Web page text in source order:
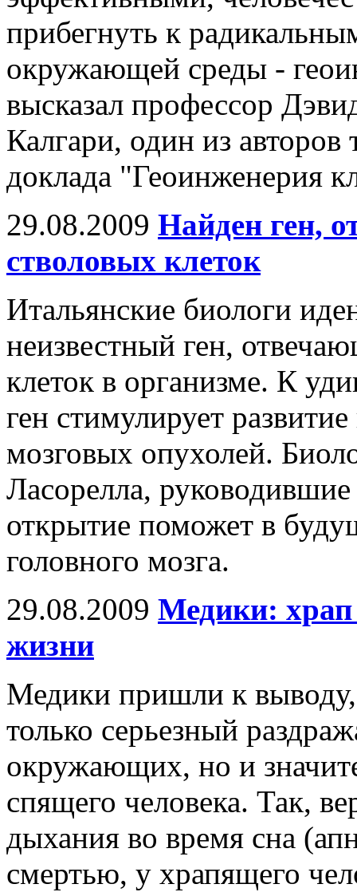
прибегнуть к
окружающей среды -
высказал профессор
Калгари, один из
доклада "Геоинженерия
29.08.2009 Найден ген,
стволовых клеток
Итальянские биологи
неизвестный ген,
клеток в организме. К
ген стимулирует
мозговых опухолей.
Ласорелла,
открытие поможет в
головного мозга.
29.08.2009 Медики: храп
жизни
Медики пришли к выводу,
только серьезный
окружающих, но и
спящего человека. Так,
дыхания во время сна
смертью, у храпящего